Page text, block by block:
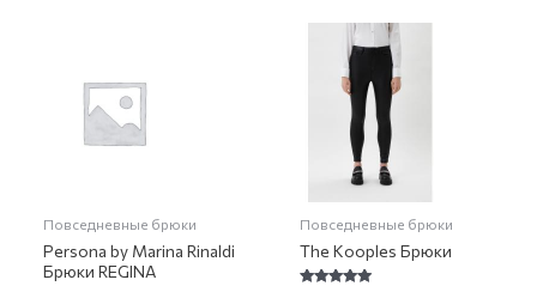
Повседневные брюки
Persona by Marina Rinaldi
Брюки REGINA
Повседневные брюки
The Kooples Брюки